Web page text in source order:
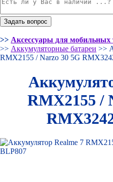
>> Аксессуары для мобильных
>> Аккумуляторные батареи >>
RMX2155 / Narzo 30 5G
RMX2155 /